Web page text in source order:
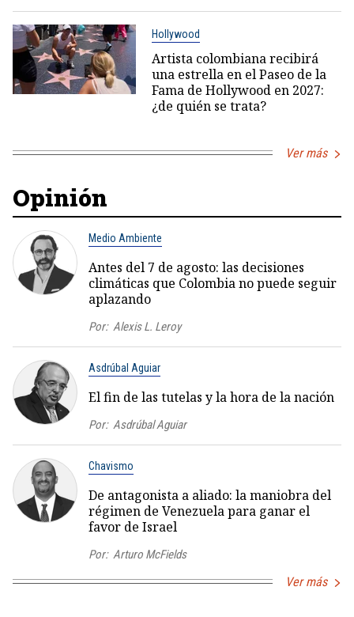
Hollywood
Artista colombiana recibirá
una estrella en el Paseo de la
Fama de Hollywood en 2027:
¿de quién se trata?
Ver más
Opinión
Medio Ambiente
Antes del 7 de agosto: las decisiones
climáticas que Colombia no puede seguir
aplazando
Por: Alexis L. Leroy
Asdrúbal Aguiar
El fin de las tutelas y la hora de la nación
Por: Asdrúbal Aguiar
Chavismo
De antagonista a aliado: la maniobra del
régimen de Venezuela para ganar el
favor de Israel
Por: Arturo McFields
Ver más